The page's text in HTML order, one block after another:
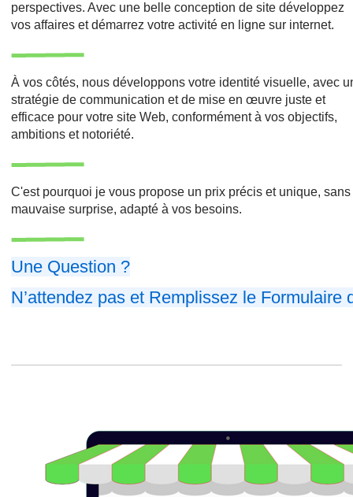
perspectives. Avec une belle conception de site développez
vos affaires et démarrez votre activité en ligne sur internet.
À vos côtés, nous développons votre identité visuelle, avec
stratégie de communication et de mise en œuvre juste et
efficace pour votre site Web, conformément à vos objectifs,
ambitions et notoriété.
C'est pourquoi je vous propose un prix précis et unique, sans
mauvaise surprise, adapté à vos besoins.
Une Question ?
N’attendez pas et Remplissez le Formulaire